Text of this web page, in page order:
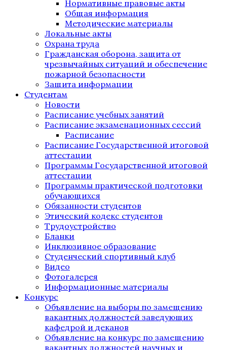
Нормативные правовые акты
Общая информация
Методические материалы
Локальные акты
Охрана труда
Гражданская оборона, защита от
чрезвычайных ситуаций и обеспечение
пожарной безопасности
Защита информации
Студентам
Новости
Расписание учебных занятий
Расписание экзаменационных сессий
Расписание
Расписание Государственной итоговой
аттестации
Программы Государственной итоговой
аттестации
Программы практической подготовки
обучающихся
Обязанности студентов
Этический кодекс студентов
Трудоустройство
Бланки
Инклюзивное образование
Студенческий спортивный клуб
Видео
Фотогалерея
Информационные материалы
Конкурс
Объявление на выборы по замещению
вакантных должностей заведующих
кафедрой и деканов
Объявление на конкурс по замещению
вакантных должностей научных и